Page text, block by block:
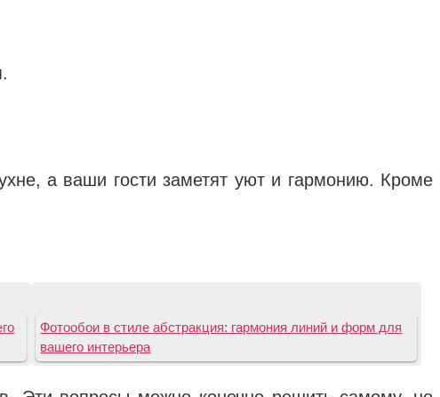
а ваши гости заметят уют и гармонию. Кроме
Фотообои в стиле абстракция: гармония линий и форм для
вашего интерьера